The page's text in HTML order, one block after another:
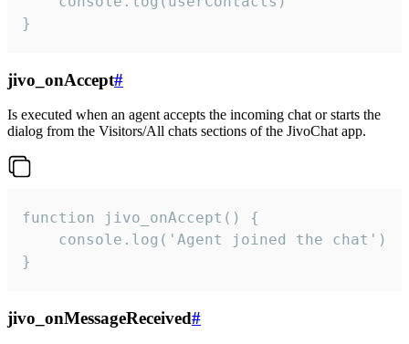
}
jivo_onAccept#
Is executed when an agent accepts the incoming chat or starts the
dialog from the Visitors/All chats sections of the JivoChat app.
function jivo_onAccept() {
}
jivo_onMessageReceived#